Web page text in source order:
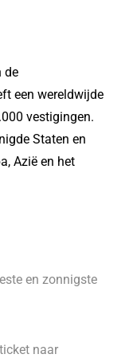
de
een wereldwijde
vestigingen.
Staten en
Azië en het
en zonnigste
naar